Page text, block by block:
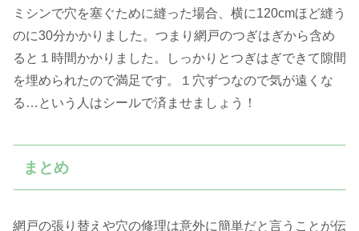
ミシンで穴を塞ぐために縫った場合、横に120cmほど縫う
のに30分かかりました。つまり網戸のつぎはぎから含め
ると１時間かかりました。しっかりとつぎはぎできて隙間
を埋められたので満足です。１穴ずつなので気が遠くな
る…という人はシールで済ませましょう！
まとめ
網戸の張り替えや穴の修理は意外に簡単だと言うことが伝